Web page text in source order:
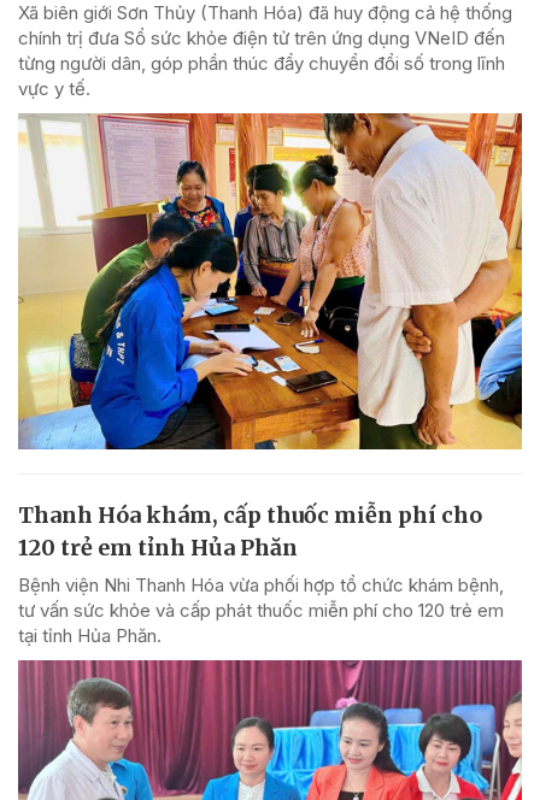
Xã biên giới Sơn Thủy (Thanh Hóa) đã huy động cả hệ thống
chính trị đưa Sổ sức khỏe điện tử trên ứng dụng VNeID đến
từng người dân, góp phần thúc đẩy chuyển đổi số trong lĩnh
vực y tế.
Thanh Hóa khám, cấp thuốc miễn phí cho
120 trẻ em tỉnh Hủa Phăn
Bệnh viện Nhi Thanh Hóa vừa phối hợp tổ chức khám bệnh,
tư vấn sức khỏe và cấp phát thuốc miễn phí cho 120 trẻ em
tại tỉnh Hủa Phăn.